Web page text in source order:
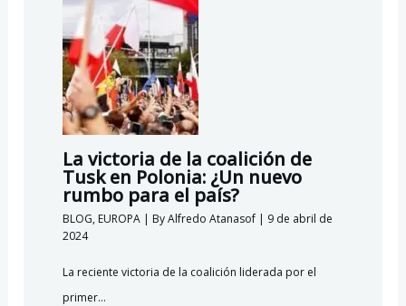
La victoria de la coalición de
Tusk en Polonia: ¿Un nuevo
rumbo para el país?
BLOG, EUROPA| ByAlfredo Atanasof | 9 de abril de
2024
La reciente victoria de la coalición liderada por el
primer…